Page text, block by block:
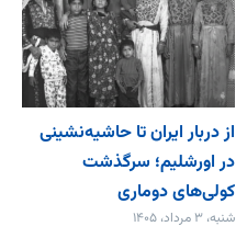
از دربار ایران تا حاشیه‌نشینی
در اورشلیم؛ سرگذشت
کولی‌های دوماری
شنبه، ۳ مرداد، ۱۴۰۵